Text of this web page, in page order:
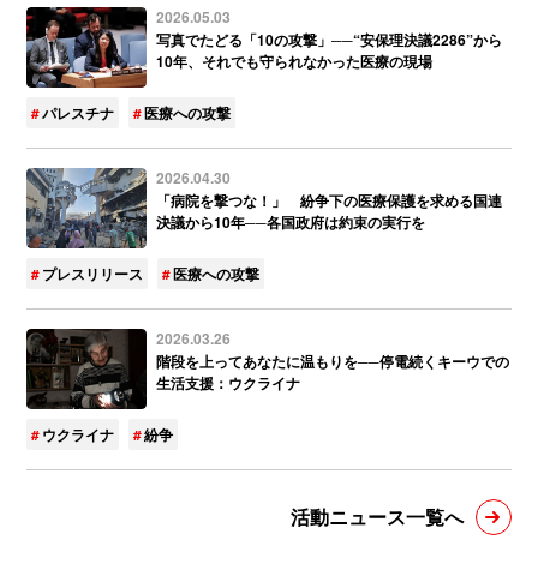
2026.05.03
写真でたどる「10の攻撃」──“安保理決議2286”から
10年、それでも守られなかった医療の現場
パレスチナ 医療への攻撃
2026.04.30
「病院を撃つな！」 紛争下の医療保護を求める国連
決議から10年──各国政府は約束の実行を
プレスリリース 医療への攻撃
2026.03.26
階段を上ってあなたに温もりを──停電続くキーウでの
生活支援：ウクライナ
ウクライナ 紛争
活動ニュース一覧へ